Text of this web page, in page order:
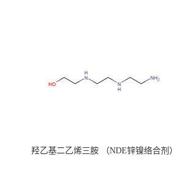
羟乙基二乙烯三胺 （NDE锌镍络合剂）